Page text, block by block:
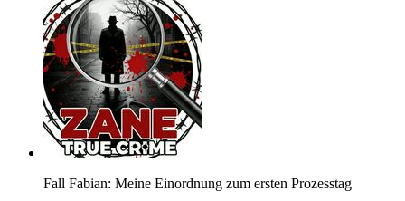
Fall Fabian: Meine Einordnung zum ersten Prozesstag